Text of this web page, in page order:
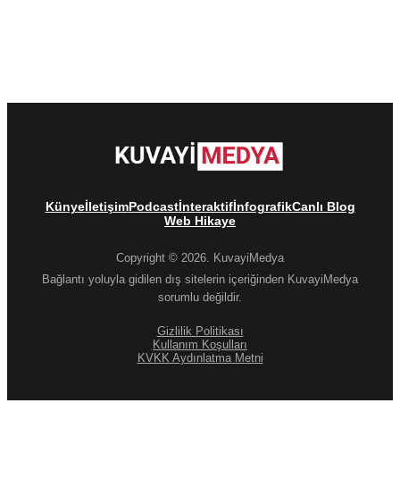
KünyeİletişimPodcastİnteraktifİnfografikCanlı Blog
Web Hikaye
Copyright © 2026. KuvayiMedya
Bağlantı yoluyla gidilen dış sitelerin içeriğinden KuvayiMedya
sorumlu değildir.
Gizlilik Politikası
Kullanım Koşulları
KVKK Aydınlatma Metni